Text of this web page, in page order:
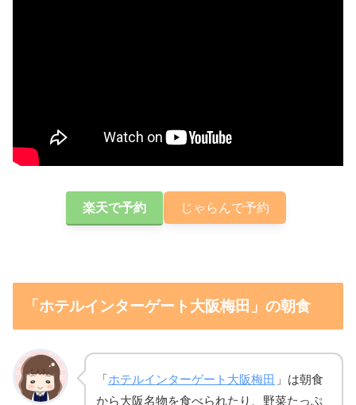
楽天で予約 じゃらんで予約
「ホテルインターゲート大阪梅田」の朝食
「ホテルインターゲート大阪梅田 」は朝食
から大阪名物を食べられたり、野菜たっぷ